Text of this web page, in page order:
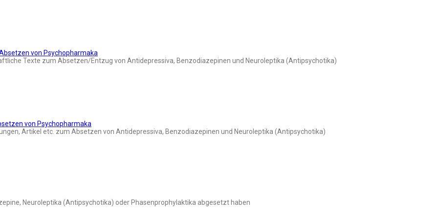
von Psychopharmaka
Texte zum Absetzen/Entzug von Antidepressiva, Benzodiazepinen und Neuroleptika (Antipsychotika)
von Psychopharmaka
Artikel etc. zum Absetzen von Antidepressiva, Benzodiazepinen und Neuroleptika (Antipsychotika)
Neuroleptika (Antipsychotika) oder Phasenprophylaktika abgesetzt haben